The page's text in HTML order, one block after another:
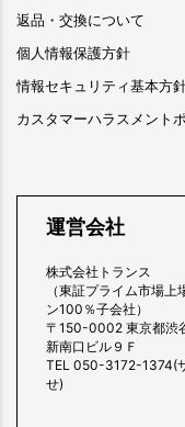
返品・交換について
個人情報保護方針
情報セキュリティ基本方
カスタマーハラスメント
運営会社
株式会社トランス
（東証プライム市場
ン100％子会社）
〒150-0002 東京都渋
新南口ビル９Ｆ
TEL 050-3172-1374(
せ)